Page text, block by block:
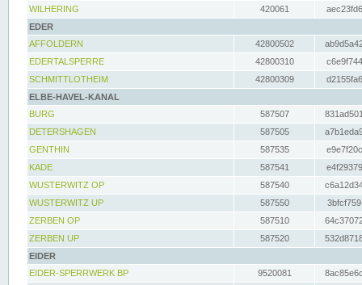
WILHERING
420061
EDER
AFFOLDERN
42800502
EDERTALSPERRE
42800310
SCHMITTLOTHEIM
42800309
ELBE-HAVEL-KANAL
BURG
587507
DETERSHAGEN
587505
GENTHIN
587535
KADE
587541
WUSTERWITZ OP
587540
WUSTERWITZ UP
587550
ZERBEN OP
587510
ZERBEN UP
587520
EIDER
EIDER-SPERRWERK BP
9520081